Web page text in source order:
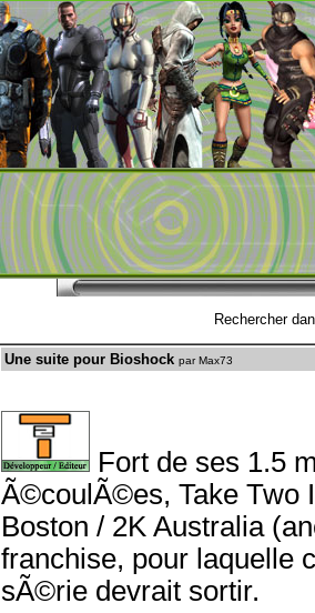
Rechercher
Une suite pour Bioshock par Max73
Fort de ses 1.5
Ã©coulÃ©es, Take Two
Boston / 2K Australia
franchise, pour laquelle
sÃ©rie devrait sortir.